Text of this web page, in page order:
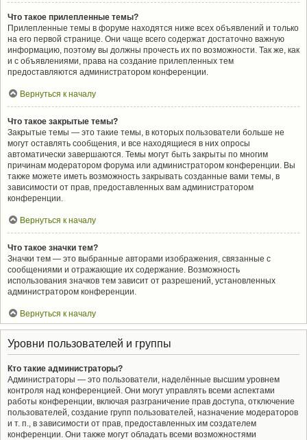
Что такое прилепленные темы?
Прилепленные темы в форуме находятся ниже всех объявлений и только
на его первой странице. Они чаще всего содержат достаточно важную
информацию, поэтому вы должны прочесть их по возможности. Так же, как
и с объявлениями, права на создание прилепленных тем
предоставляются администратором конференции.
Вернуться к началу
Что такое закрытые темы?
Закрытые темы — это такие темы, в которых пользователи больше не
могут оставлять сообщения, и все находящиеся в них опросы
автоматически завершаются. Темы могут быть закрыты по многим
причинам модератором форума или администратором конференции. Вы
также можете иметь возможность закрывать созданные вами темы, в
зависимости от прав, предоставленных вам администратором
конференции.
Вернуться к началу
Что такое значки тем?
Значки тем — это выбранные авторами изображения, связанные с
сообщениями и отражающие их содержание. Возможность
использования значков тем зависит от разрешений, установленных
администратором конференции.
Вернуться к началу
Уровни пользователей и группы
Кто такие администраторы?
Администраторы — это пользователи, наделённые высшим уровнем
контроля над конференцией. Они могут управлять всеми аспектами
работы конференции, включая разграничение прав доступа, отключение
пользователей, создание групп пользователей, назначение модераторов
и т. п., в зависимости от прав, предоставленных им создателем
конференции. Они также могут обладать всеми возможностями